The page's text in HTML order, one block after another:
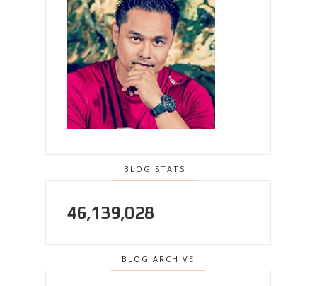
BLOG STATS
46,139,028
BLOG ARCHIVE